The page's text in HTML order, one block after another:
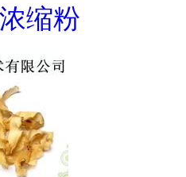
缩粉